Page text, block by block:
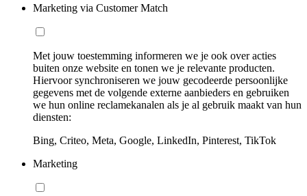
Marketing via Customer Match
Met jouw toestemming informeren we je ook over acties
buiten onze website en tonen we je relevante producten.
Hiervoor synchroniseren we jouw gecodeerde persoonlijke
gegevens met de volgende externe aanbieders en gebruiken
we hun online reclamekanalen als je al gebruik maakt van hun
diensten:
Bing, Criteo, Meta, Google, LinkedIn, Pinterest, TikTok
Marketing